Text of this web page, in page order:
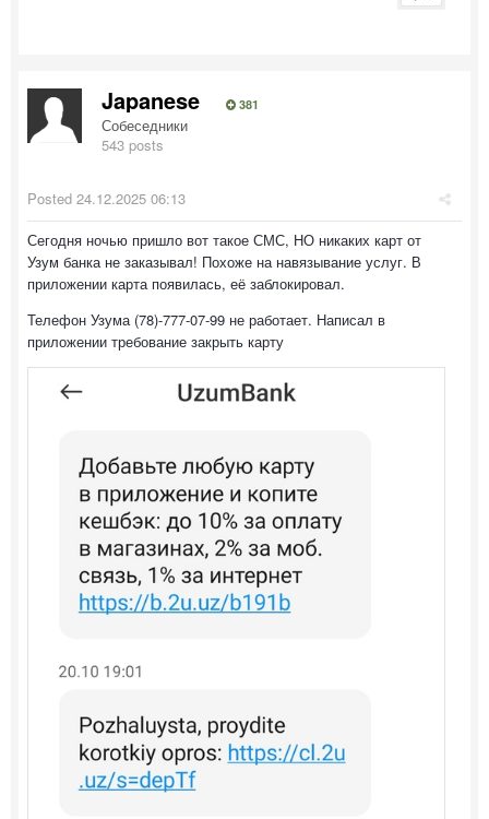
Japanese 381
Собеседники
543 posts
Posted 24.12.2025 06:13
Сегодня ночью пришло вот такое СМС, НО никаких карт от
Узум банка не заказывал! Похоже на навязывание услуг. В
приложении карта появилась, её заблокировал.
Телефон Узума (78)-777-07-99 не работает. Написал в
приложении требование закрыть карту